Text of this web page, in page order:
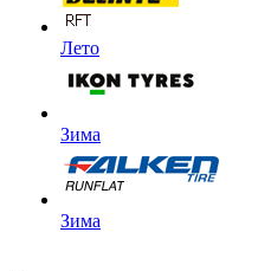
Лето
Зима
Зима